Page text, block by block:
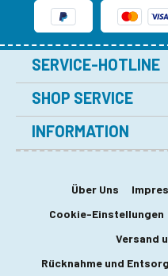
SERVICE-HOTLINE
SHOP SERVICE
INFORMATION
Über Uns
Cookie-Einstellungen
Versand
Rücknahme und